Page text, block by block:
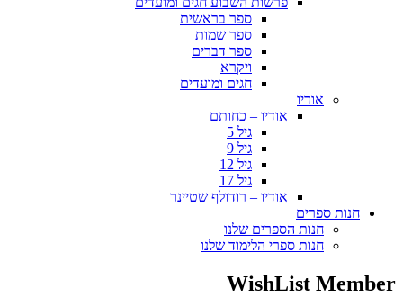
ספר בראשית
ספר שמות
ספר דברים
ויקרא
חגים ומועדים
אודיו
אודיו – כחותם
גיל 5
גיל 9
גיל 12
גיל 17
אודיו – רודולף שטיינר
חנות ספרים
חנות הספרים שלנו
חנות ספרי הלימוד שלנו
WishList Member